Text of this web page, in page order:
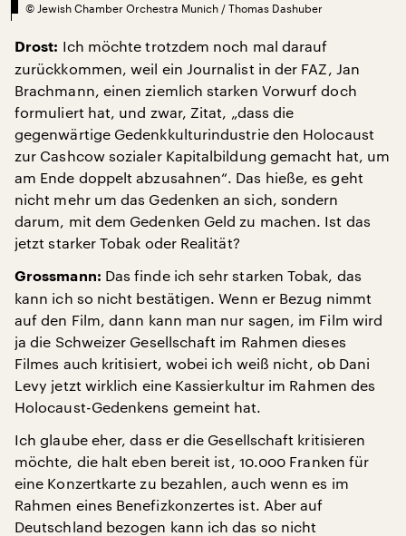
© Jewish Chamber Orchestra Munich / Thomas Dashuber
Drost: Ich möchte trotzdem noch mal darauf
zurückkommen, weil ein Journalist in der FAZ, Jan
Brachmann, einen ziemlich starken Vorwurf doch
formuliert hat, und zwar, Zitat, „dass die
gegenwärtige Gedenkkulturindustrie den Holocaust
zur Cashcow sozialer Kapitalbildung gemacht hat, um
am Ende doppelt abzusahnen“. Das hieße, es geht
nicht mehr um das Gedenken an sich, sondern
darum, mit dem Gedenken Geld zu machen. Ist das
jetzt starker Tobak oder Realität?
Grossmann: Das finde ich sehr starken Tobak, das
kann ich so nicht bestätigen. Wenn er Bezug nimmt
auf den Film, dann kann man nur sagen, im Film wird
ja die Schweizer Gesellschaft im Rahmen dieses
Filmes auch kritisiert, wobei ich weiß nicht, ob Dani
Levy jetzt wirklich eine Kassierkultur im Rahmen des
Holocaust-Gedenkens gemeint hat.
Ich glaube eher, dass er die Gesellschaft kritisieren
möchte, die halt eben bereit ist, 10.000 Franken für
eine Konzertkarte zu bezahlen, auch wenn es im
Rahmen eines Benefizkonzertes ist. Aber auf
Deutschland bezogen kann ich das so nicht